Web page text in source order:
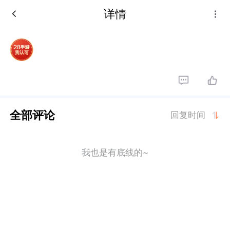
详情
全部评论 回复时间
我也是有底线的~